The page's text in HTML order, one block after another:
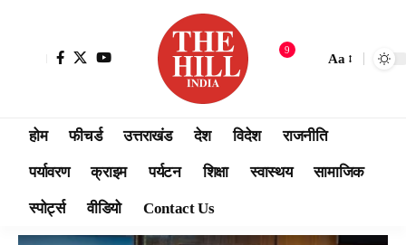
9
Aa
होम फीचर्ड उत्तराखंड देश विदेश राजनीति
पर्यावरण क्राइम पर्यटन शिक्षा स्वास्थय सामाजिक
स्पोर्ट्स वीडियो Contact Us